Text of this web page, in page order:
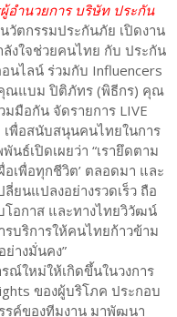
อำนวยการ บริษัท ประกัน
ตกรรมประกันภัย เปิดงาน
ลังใจช่วยคนไทย กับ ประกัน
นไลน์ ร่วมกับ Influencers
ณแบม ปิติภัทร (พิธีกร) คุณ
มือกัน จัดรายการ LIVE
เพื่อสนับสนุนคนไทยในการ
ธ์เปิดเผยว่า “เรายึดตาม
เพื่อทุกชีวิต’ ตลอดมา และ
ยนแปลงอย่างรวดเร็ว ถือ
อกาส และทางไทยวิวัฒน์
บริการให้คนไทยก้าวข้าม
างมั่นคง”
ณ์ใหม่ให้เกิดขึ้นในวงการ
ของผู้บริโภค ประกอบ
รค์ของทีมงาน มาพัฒนา